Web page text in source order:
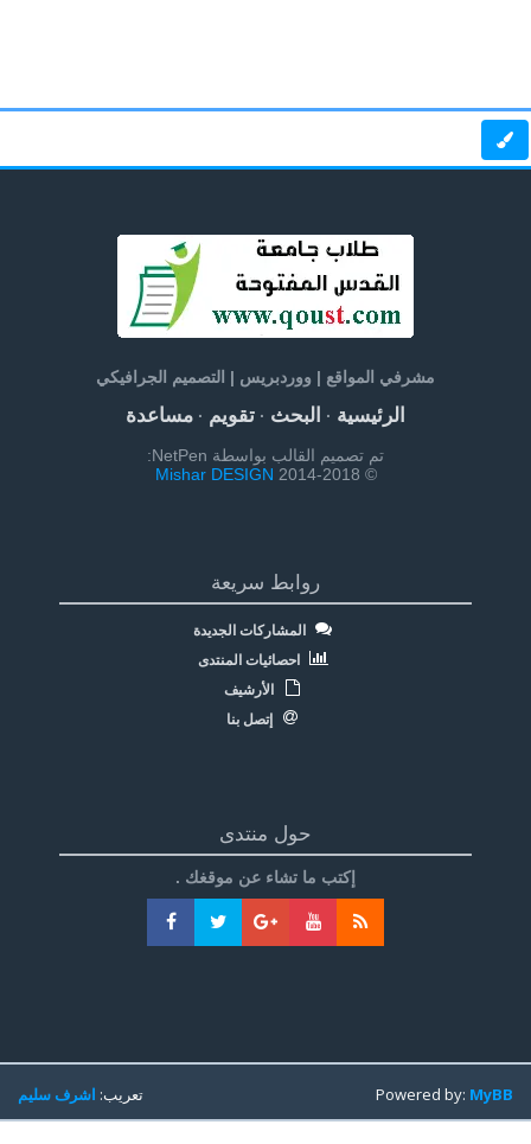
مشرفي المواقع | ووردبريس | التصميم الجرافيكي
الرئيسية· البحث· تقويم· مساعدة
تم تصميم القالب بواسطة NetPen:
© 2014-2018
Mishar DESIGN
روابط سريعة
المشاركات الجديدة
احصائيات المنتدى
الأرشيف
إتصل بنا
حول منتدى
إكتب ما تشاء عن موقغك .
تعريب:اشرف سليم Powered by:MyBB